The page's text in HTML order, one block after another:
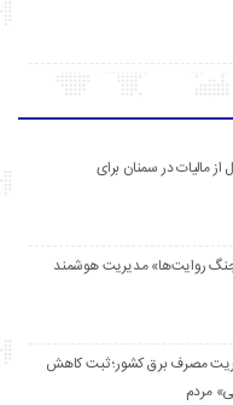
ریال از مالیات در سمنان برای
روایت‌ها» مدیریت هوشمند
مصرف برق کشور؛ ثبت کاهش